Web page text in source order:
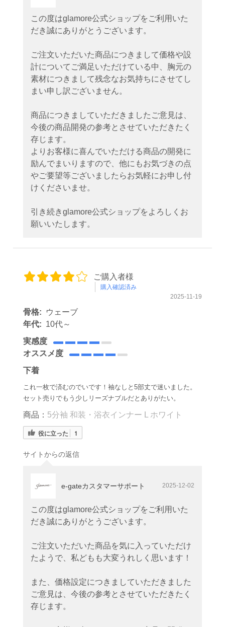
この度はglamore公式ショップをご利用いた
だき誠にありがとうございます。
ご注文いただいた商品につきまして価格や設
計についてご満足いただけている中、胸元の
素材につきまして残念なお気持ちにさせてし
まい申し訳ございません。
商品につきましていただきましたご意見は、
今後の商品開発の参考とさせていただきたく
存じます。
よりお客様に喜んでいただける商品の開発に
励んでまいりますので、他にもお気づきの点
やご要望等ございましたらお気軽にお申し付
けくださいませ。
引き続きglamore公式ショップをよろしくお
願いいたします。
ご購入者様
購入確認済み
2025-11-19
骨格:
ウェーブ
年代: 10代～
実感度
オススメ度
下着
これ一枚で済むのでいです！袖なしと5部丈で迷いました。
セット売りでもう少しリーズナブルだとありがたい。
商品： 5分袖 和装・浴衣インナー L ホワイト
役に立った 1
サイトからの返信
e-gateカスタマーサポート 2025-12-02
この度はglamore公式ショップをご利用いた
だき誠にありがとうございます。
ご注文いただいた商品を気に入っていただけ
たようで、私どもも大変うれしく思います！
また、価格設定につきましていただきました
ご意見は、今後の参考とさせていただきたく
存じます。